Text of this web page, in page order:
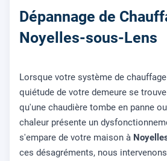
Dépannage de
Noyelles-sous-Lens
Lorsque votre système de
quiétude de votre demeure se
qu'une chaudière tombe en panne
chaleur présente un
s'empare de votre maison à
ces désagréments, nous